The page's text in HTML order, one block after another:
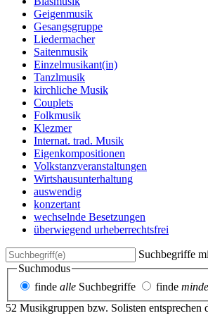
Geigenmusik
Gesangsgruppe
Liedermacher
Saitenmusik
Einzelmusikant(in)
Tanzlmusik
kirchliche Musik
Couplets
Folkmusik
Klezmer
Internat. trad. Musik
Eigenkompositionen
Volkstanzveranstaltungen
Wirtshausunterhaltung
auswendig
konzertant
wechselnde Besetzungen
überwiegend urheberrechtsfrei
Suchbegriffe
Suchmodus
finde alle Suchbegriffe finde
52 Musikgruppen bzw. Solisten